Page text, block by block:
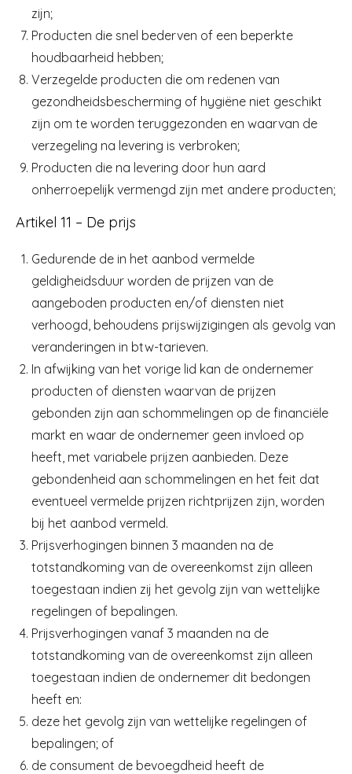
zijn;
Producten die snel bederven of een beperkte
houdbaarheid hebben;
Verzegelde producten die om redenen van
gezondheidsbescherming of hygiëne niet geschikt
zijn om te worden teruggezonden en waarvan de
verzegeling na levering is verbroken;
Producten die na levering door hun aard
onherroepelijk vermengd zijn met andere producten;
Artikel 11 – De prijs
Gedurende de in het aanbod vermelde
geldigheidsduur worden de prijzen van de
aangeboden producten en/of diensten niet
verhoogd, behoudens prijswijzigingen als gevolg van
veranderingen in btw-tarieven.
In afwijking van het vorige lid kan de ondernemer
producten of diensten waarvan de prijzen
gebonden zijn aan schommelingen op de financiële
markt en waar de ondernemer geen invloed op
heeft, met variabele prijzen aanbieden. Deze
gebondenheid aan schommelingen en het feit dat
eventueel vermelde prijzen richtprijzen zijn, worden
bij het aanbod vermeld.
Prijsverhogingen binnen 3 maanden na de
totstandkoming van de overeenkomst zijn alleen
toegestaan indien zij het gevolg zijn van wettelijke
regelingen of bepalingen.
Prijsverhogingen vanaf 3 maanden na de
totstandkoming van de overeenkomst zijn alleen
toegestaan indien de ondernemer dit bedongen
heeft en:
deze het gevolg zijn van wettelijke regelingen of
bepalingen; of
de consument de bevoegdheid heeft de